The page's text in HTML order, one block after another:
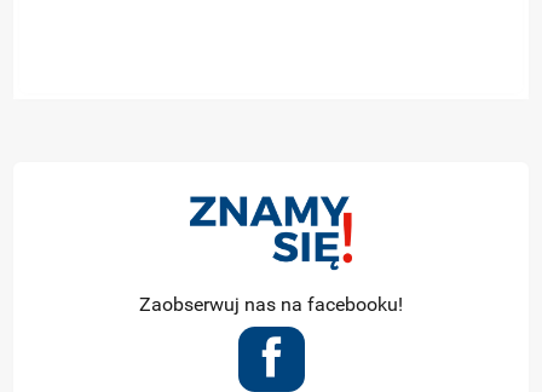
Zaobserwuj nas na facebooku!